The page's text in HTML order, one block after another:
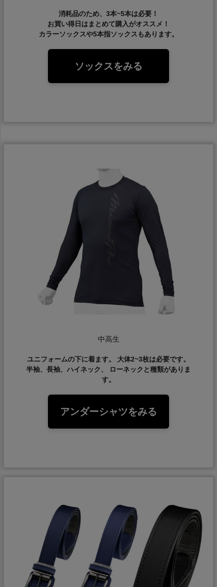
消耗品のため、3本~5本は必要！
お買い得日はまとめて購入がオススメ！
カラーソックスや5本指ソックスもあります。
ソックスをみる
中高生
ユニフォームの下に着ます。 大体2~3枚は必要です。
半袖、長袖、ハイネック、 ローネックと種類がありま
す。
アンダーシャツをみる